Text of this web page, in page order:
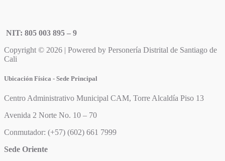
NIT: 805 003 895 – 9
Copyright © 2026 | Powered by Personería Distrital de Santiago de
Cali
Ubicación Física - Sede Principal
Centro Administrativo Municipal CAM, Torre Alcaldía Piso 13
Avenida 2 Norte No. 10 – 70
Conmutador: (+57) (602) 661 7999
Sede Oriente